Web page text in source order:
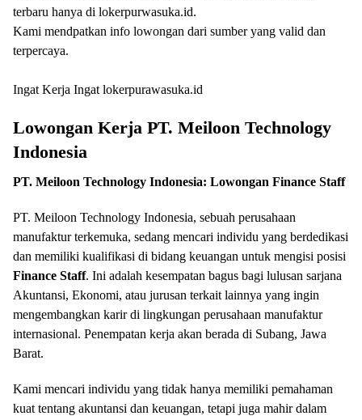
terbaru hanya di lokerpurwasuka.id.
Kami mendpatkan info lowongan dari sumber yang valid dan
terpercaya.
Ingat Kerja Ingat lokerpurawasuka.id
Lowongan Kerja PT. Meiloon Technology
Indonesia
PT. Meiloon Technology Indonesia: Lowongan Finance Staff
PT. Meiloon Technology Indonesia, sebuah perusahaan
manufaktur terkemuka, sedang mencari individu yang berdedikasi
dan memiliki kualifikasi di bidang keuangan untuk mengisi posisi
Finance Staff. Ini adalah kesempatan bagus bagi lulusan sarjana
Akuntansi, Ekonomi, atau jurusan terkait lainnya yang ingin
mengembangkan karir di lingkungan perusahaan manufaktur
internasional. Penempatan kerja akan berada di Subang, Jawa
Barat.
Kami mencari individu yang tidak hanya memiliki pemahaman
kuat tentang akuntansi dan keuangan, tetapi juga mahir dalam